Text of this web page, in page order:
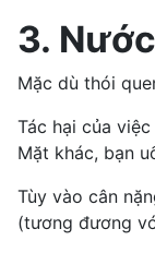
3. Nước
Mặc dù thói
Tác hại của
Mặt khác, bạn
Tùy vào cân
(tương đương